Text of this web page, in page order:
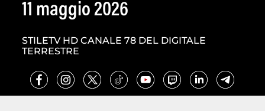
11 maggio 2026
STILETV HD CANALE 78 DEL DIGITALE
TERRESTRE